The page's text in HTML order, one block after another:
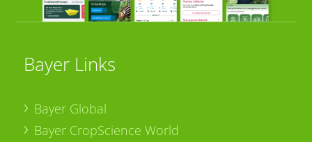
Bayer Links
Bayer Global
Bayer CropScience World